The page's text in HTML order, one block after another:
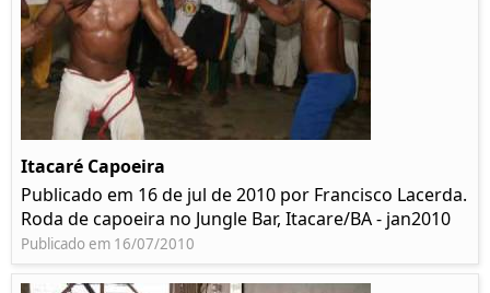
Itacaré Capoeira
Publicado em 16 de jul de 2010 por Francisco Lacerda.
Roda de capoeira no Jungle Bar, Itacare/BA - jan2010
Publicado em 16/07/2010